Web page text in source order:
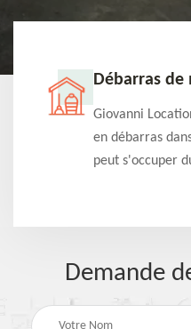
Débarras de
Giovanni
en débarras
peut s'occuper
Demande